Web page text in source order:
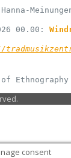
00.00 :
of
consent